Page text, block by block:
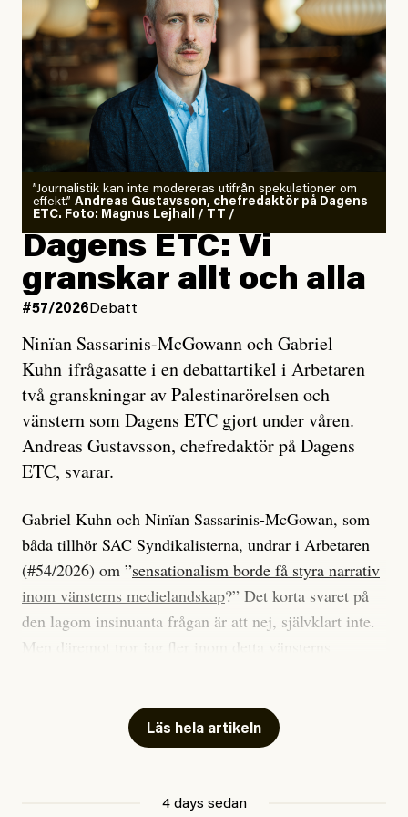
”Journalistik kan inte modereras utifrån spekulationer om
effekt.” Andreas Gustavsson, chefredaktör på Dagens
ETC. Foto: Magnus Lejhall / TT /
Dagens ETC: Vi
granskar allt och alla
#57/2026 Debatt
Ninïan Sassarinis-McGowann och Gabriel
Kuhn ifrågasatte i en debattartikel i Arbetaren
två granskningar av Palestinarörelsen och
vänstern som Dagens ETC gjort under våren.
Andreas Gustavsson, chefredaktör på Dagens
ETC, svarar.
Gabriel Kuhn och Ninïan Sassarinis-McGowan, som
båda tillhör SAC Syndikalisterna, undrar i Arbetaren
(#54/2026) om ”sensationalism borde få styra narrativ
inom vänsterns medielandskap?” Det korta svaret på
den lagom insinuanta frågan är att nej, självklart inte.
Men däremot tror jag fler inom detta vänsterns
journalistik som vänder sig till många snarare än att
jaga inbördes beundran. Det har i alla fall fungerat för
Läs hela artikeln
4 days sedan